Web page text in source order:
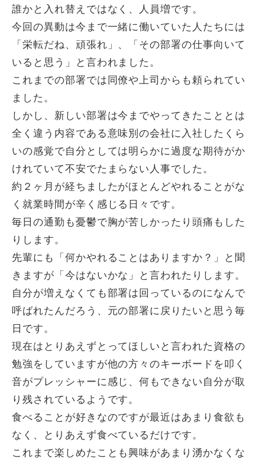
誰かと入れ替えではなく、人員増です。
今回の異動は今まで一緒に働いていた人たちには
「栄転だね、頑張れ」、「その部署の仕事向いて
いると思う」と言われました。
これまでの部署では同僚や上司からも頼られてい
ました。
しかし、新しい部署は今までやってきたこととは
全く違う内容である意味別の会社に入社したくら
いの感覚で自分としては明らかに過度な期待がか
けれていて不安でたまらない人事でした。
約２ヶ月が経ちましたがほとんどやれることがな
く就業時間が辛く感じる日々です。
毎日の通勤も憂鬱で胸が苦しかったり頭痛もした
りします。
先輩にも「何かやれることはありますか？」と聞
きますが「今はないかな」と言われたりします。
自分が増えなくても部署は回っているのになんで
呼ばれたんだろう、元の部署に戻りたいと思う毎
日です。
現在はとりあえずとってほしいと言われた資格の
勉強をしていますが他の方々のキーボードを叩く
音がプレッシャーに感じ、何もできない自分が取
り残されているようです。
食べることが好きなのですが最近はあまり食欲も
なく、とりあえず食べているだけです。
これまで楽しめたことも興味があまり湧かなくな